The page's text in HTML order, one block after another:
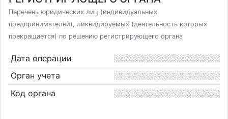
Перечень юридических лиц (индивидуальных
предпринимателей), ликвидируемых (деятельность которых
прекращается) по решению регистрирующего органа
Дата операции
Орган учета
Код органа